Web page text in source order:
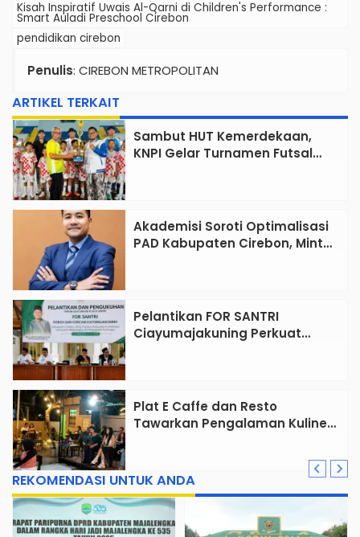
Kisah Inspiratif Uwais Al-Qarni di Children's Performance :
Smart Auladi Preschool Cirebon
pendidikan cirebon
Penulis: CIREBON METROPOLITAN
ARTIKEL TERKAIT
Sambut HUT Kemerdekaan,
KNPI Gelar Turnamen Futsal
Akademisi Soroti Optimalisasi
PAD Kabupaten Cirebon, Minta
Pelantikan FOR SANTRI
Ciayumajakuning Perkuat
Plat E Caffe dan Resto
Tawarkan Pengalaman Kuliner
REKOMENDASI UNTUK ANDA